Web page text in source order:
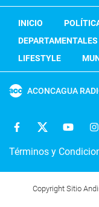
INICIO
DEPARTAMENTALES
LIFESTYLE
ACONCAGUA
Términos y
Copyright Sitio